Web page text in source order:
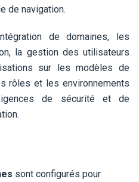
de navigation.
de domaines, les
la gestion des utilisateurs
sur les modèles de
rôles et les environnements
de sécurité et de
sont configurés pour